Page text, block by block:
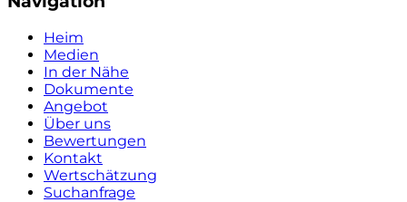
Heim
Medien
In der Nähe
Dokumente
Angebot
Über uns
Bewertungen
Kontakt
Wertschätzung
Suchanfrage